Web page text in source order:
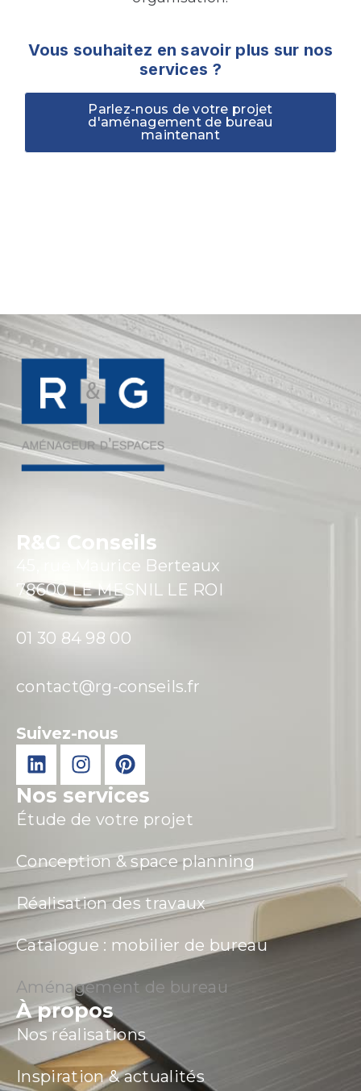
Vous souhaitez en savoir plus sur nos
services ?
Parlez-nous de votre projet
d'aménagement de bureau
maintenant
R&G Conseils
45, rue Maurice Berteaux
78600 LE MESNIL LE ROI
01 30 84 98 00
contact@rg-conseils.fr
Suivez-nous
Nos services
Étude de votre projet
Conception & space planning
Réalisation des travaux
Catalogue : mobilier de bureau
Aménagement de bureau
À propos
Nos réalisations
Inspiration & actualités